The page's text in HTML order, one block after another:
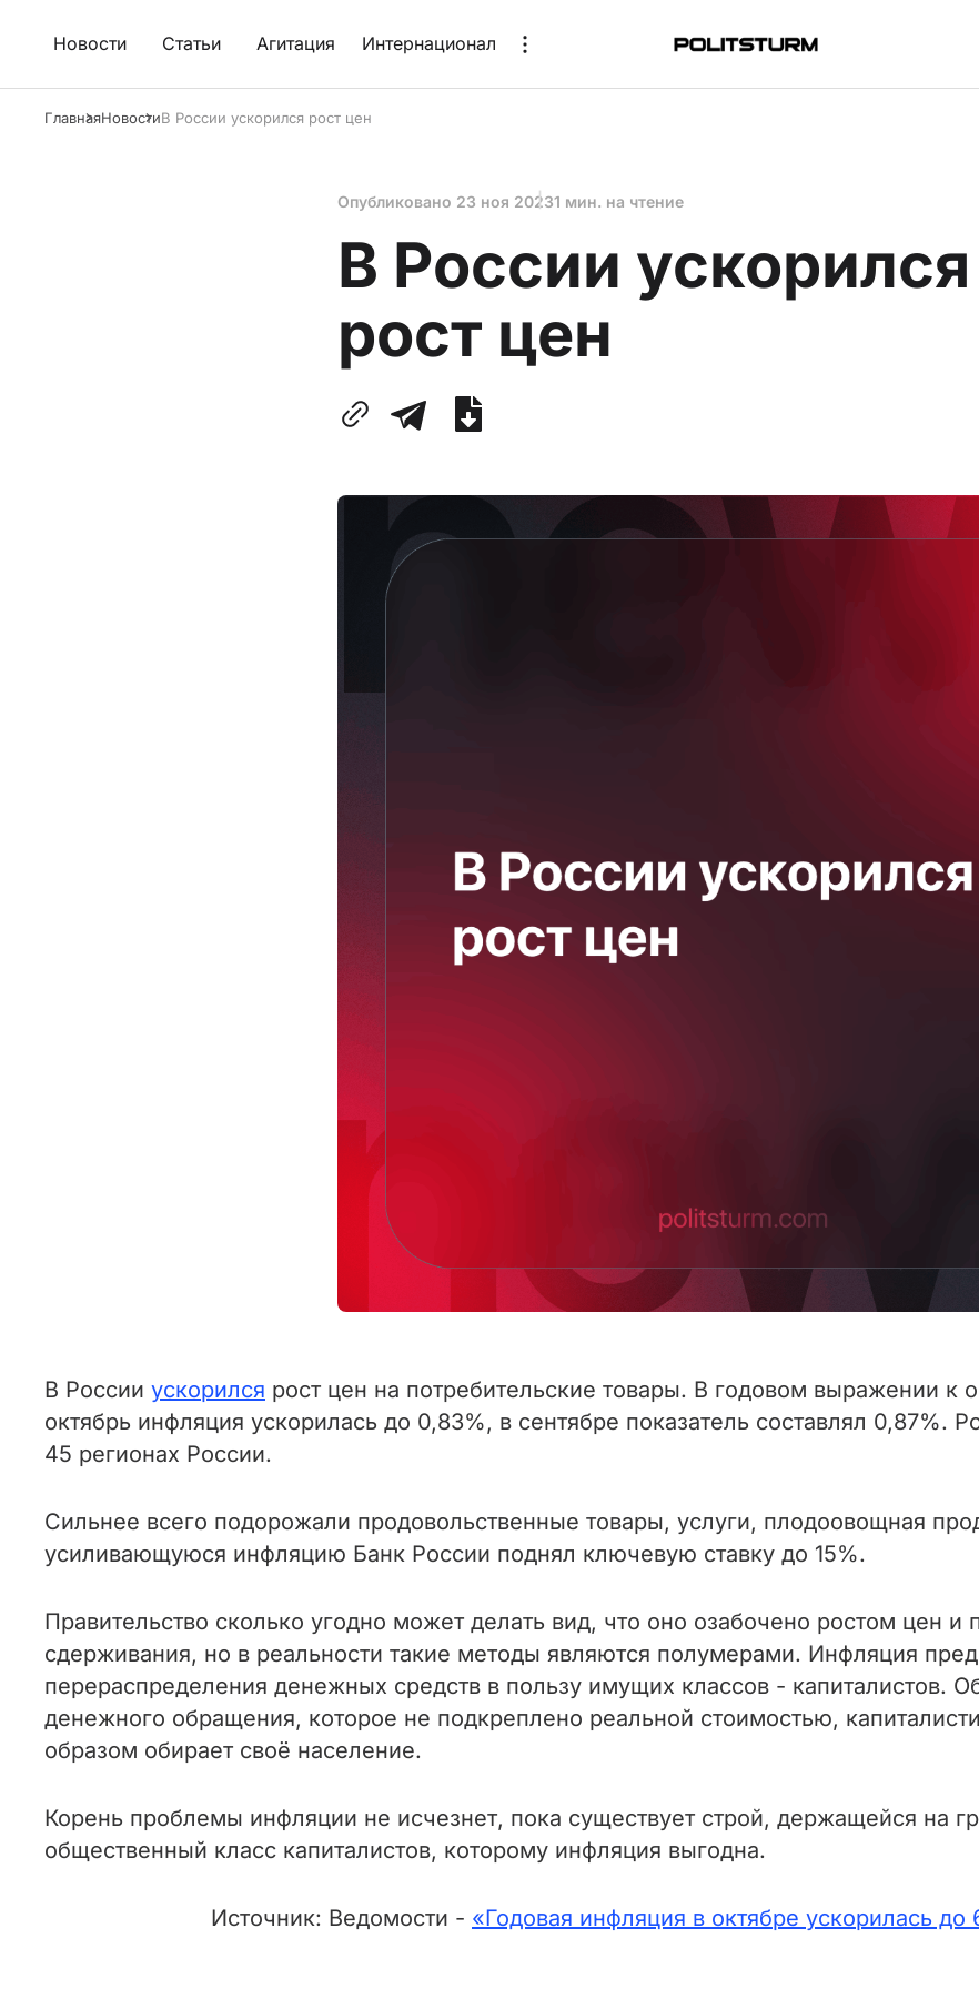
Новости Статьи Агитация Интернационал
ГлавнаяНовостиВ России ускорился рост цен
Опубликовано 23 ноя 20231 мин. на чтение
В России ускорился
рост цен
В России ускорился рост цен на потребительские товары. В годовом выражении к
октябрь инфляция ускорилась до 0,83%, в сентябре показатель составлял 0,87%.
45 регионах России.
Сильнее всего подорожали продовольственные товары, услуги, плодоовощная
усиливающуюся инфляцию Банк России поднял ключевую ставку до 15%.
Правительство сколько угодно может делать вид, что оно озабочено ростом цен и
сдерживания, но в реальности такие методы являются полумерами. Инфляция
перераспределения денежных средств в пользу имущих классов - капиталистов.
денежного обращения, которое не подкреплено реальной стоимостью,
образом обирает своё население.
Корень проблемы инфляции не исчезнет, пока существует строй, держащейся на
общественный класс капиталистов, которому инфляция выгодна.
Источник: Ведомости - «Годовая инфляция в октябре ускорилась до